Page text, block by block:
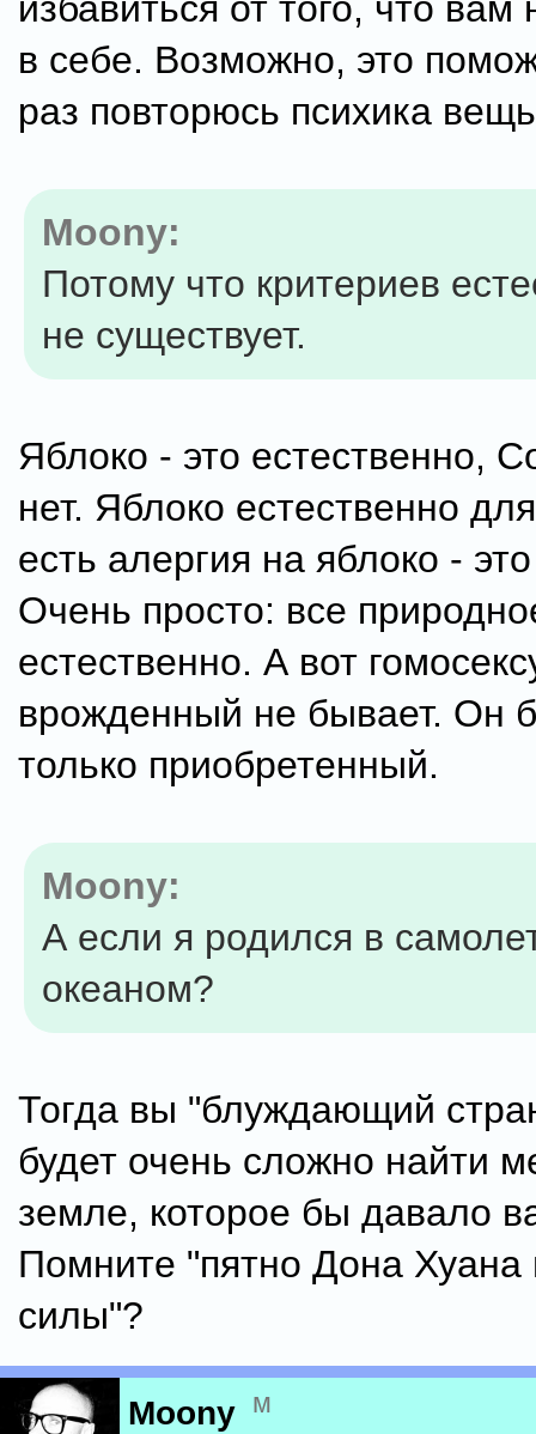
в себе. Возможно, это
раз повторюсь психика
Moony:
Потому что критериев
не существует.
Яблоко - это естественно,
нет. Яблоко естественно
есть алергия на яблоко -
Очень просто: все
естественно. А вот
врожденный не бывает. Он
только приобретенный.
Moony:
А если я родился в
океаном?
Тогда вы "блуждающий
будет очень сложно найти
земле, которое бы давало
Помните "пятно Дона Хуана
силы"?
Moony м